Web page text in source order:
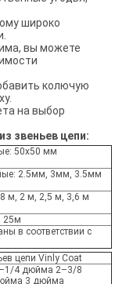
широко
вы можете
колючую
на выбор
звеньев цепи:
50x50 мм
2.5мм, 3мм, 3.5мм
м, 2 м, 2,5 м, 3,6 м
25м
в соответствии с
цепи Vinly Coat
4 дюйма 2–3/8
3 дюйма